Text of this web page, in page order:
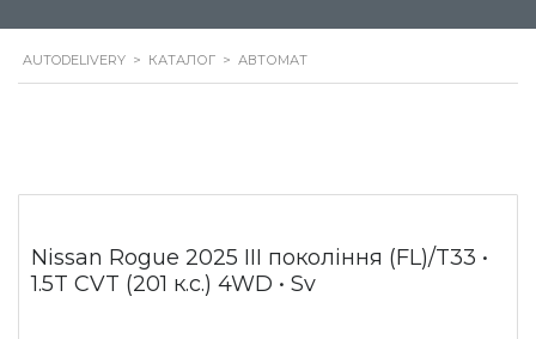
AUTODELIVERY > КАТАЛОГ > АВТОМАТ
Nissan Rogue 2025 III покоління (FL)/T33 •
1.5T CVT (201 к.с.) 4WD • Sv